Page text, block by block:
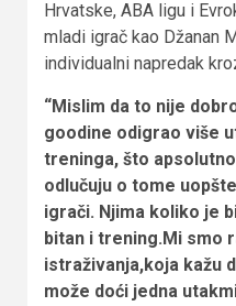
Hrvatske, ABA ligu i
mladi igrač kao Džanan
individualni napredak
“Mislim da to nije
goodine odigrao više
treninga, što
odlučuju o tome
igrači. Njima koliko je
bitan i trening.Mi smo
istraživanja,koja kažu
može doći jedna